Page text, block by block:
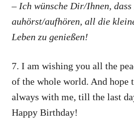
– Ich wünsche Dir/Ihnen,
auhörst/aufhören, all die
Leben zu genießen!
7. I am wishing you all the
of the whole world. And hope
always with me, till the last
Happy Birthday!